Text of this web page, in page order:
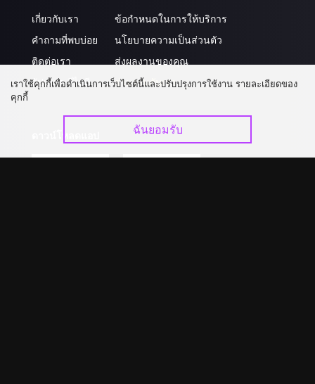
เกี่ยวกับเรา
คำถามที่พบบ่อย
ติดต่อเรา
อัปเกรด วีไอพี
ข้อกำหนดในการให้บริการ
นโยบายความเป็นส่วนตัว
ส่งผลงานของคุณ
ร่วมงานกับเรา
เราใช้คุกกี้เพื่อดำเนินการเว็บไซต์นี้และปรับปรุงการใช้งาน รายละเอียดของ
คุกกี้
ฉันยอมรับ